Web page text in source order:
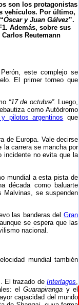
son los protagonistas
vehículos. Por último,
Óscar y Juan Gálvez”.
Además, sobre sus
Reutemann
este complejo se
El primer torneo que
“17 de octubre”.
Luego,
como Autódromo
y pilotos argentinos que
de Europa. Vale decirse
la carrera se mancha por
incidente no evita que la
mundial a esta pista de
década como baluarte
Malvinas, se suspenden
las banderas delGran
se espera que las
nacional.
mundial también
El trazado de Interlagos
elGuarapiranga y el
capacidad del mundo